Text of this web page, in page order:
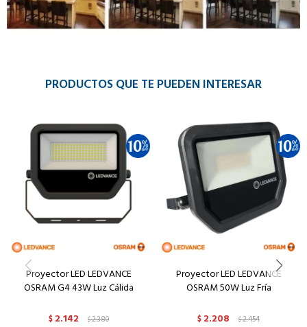
PRODUCTOS QUE TE PUEDEN INTERESAR
Proyector LED LEDVANCE
OSRAM G4 43W Luz Cálida
$ 2.142 $2.380
Proyector LED LEDVANCE
OSRAM 50W Luz Fría
$ 2.208 $2.454